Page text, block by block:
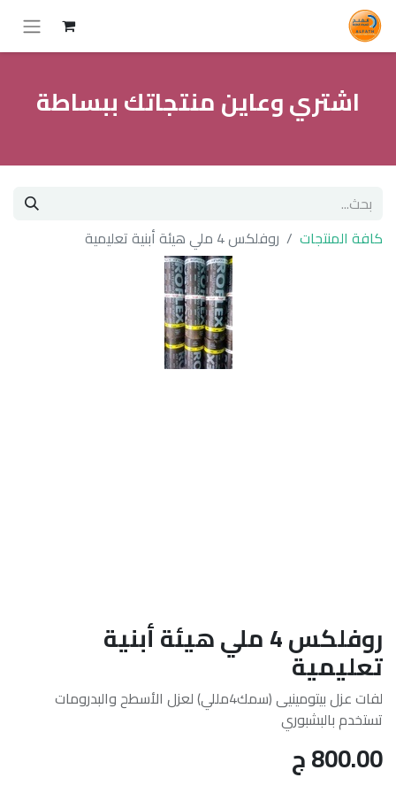
اشتري وعاين منتجاتك ببساطة
كافة المنتجات روفلكس 4 ملي هيئة أبنية تعليمية
روفلكس 4 ملي هيئة أبنية
تعليمية
لفات عزل بيتومينيى (سمك4مللي) لعزل الأسطح والبدرومات
تستخدم بالبشبوري
800.00ج